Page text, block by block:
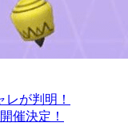
が判明！
催決定！